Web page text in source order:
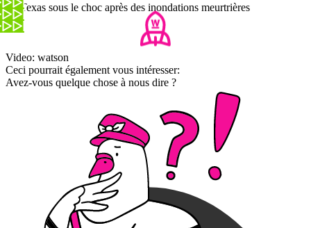
Le Texas sous le choc après des inondations meurtrières
Video: watson
Ceci pourrait également vous intéresser:
Avez-vous quelque chose à nous dire ?